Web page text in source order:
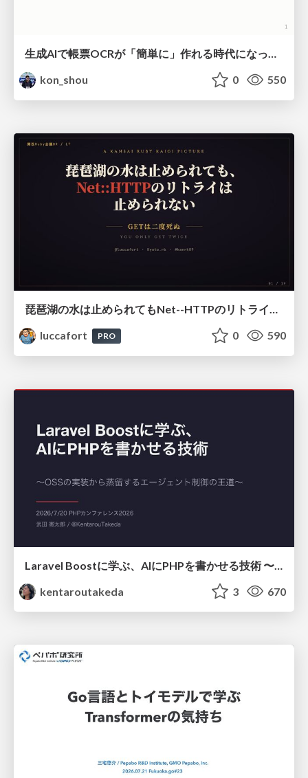
kon_shou
0 550
琵琶湖の水は止められてもNet--HTTPのリトライは止められない / You might be able to stop the water flow of Lake Biwa but you can't stop Net::HTTP retries
luccafort
PRO 0 590
kentaroutakeda
3 670